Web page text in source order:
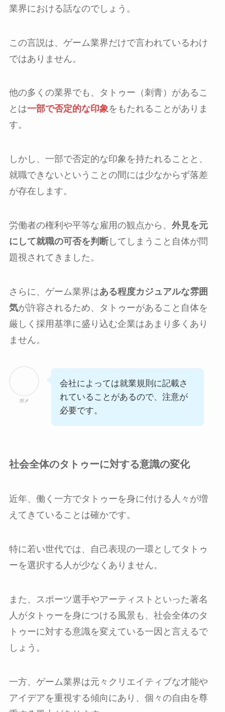
業界における話なのでしょう。
この言説は、ゲーム業界だけで言われているわけ
ではありません。
他の多くの業界でも、タトゥー（刺青）があるこ
とは一部で否定的な印象をもたれることがありま
す。
しかし、一部で否定的な印象を持たれることと、
就職できないということの間には少なからず落差
が存在します。
労働者の権利や平等な雇用の観点から、 外見を元
にして就職の可否を判断してしまうこと自体が問
題視されてきました。
さらに、ゲーム業界はある程度カジュアルな雰囲
気が許容されるため、タトゥーがあること自体を
厳しく採用基準に盛り込む企業はあまり多くあり
ません。
ガメ
会社によっては就業規則に記載さ
れていることがあるので、注意が
必要です。
社会全体のタトゥーに対する意識の変化
近年、働く一方でタトゥーを身に付ける人々が増
えてきていることは確かです。
特に若い世代では、自己表現の一環としてタトゥ
ーを選択する人が少なくありません。
また、スポーツ選手やアーティストといった著名
人がタトゥーを身につける風景も、社会全体のタ
トゥーに対する意識を変えている一因と言えるで
しょう。
一方、ゲーム業界は元々クリエイティブな才能や
アイデアを重視する傾向にあり、個々の自由を尊